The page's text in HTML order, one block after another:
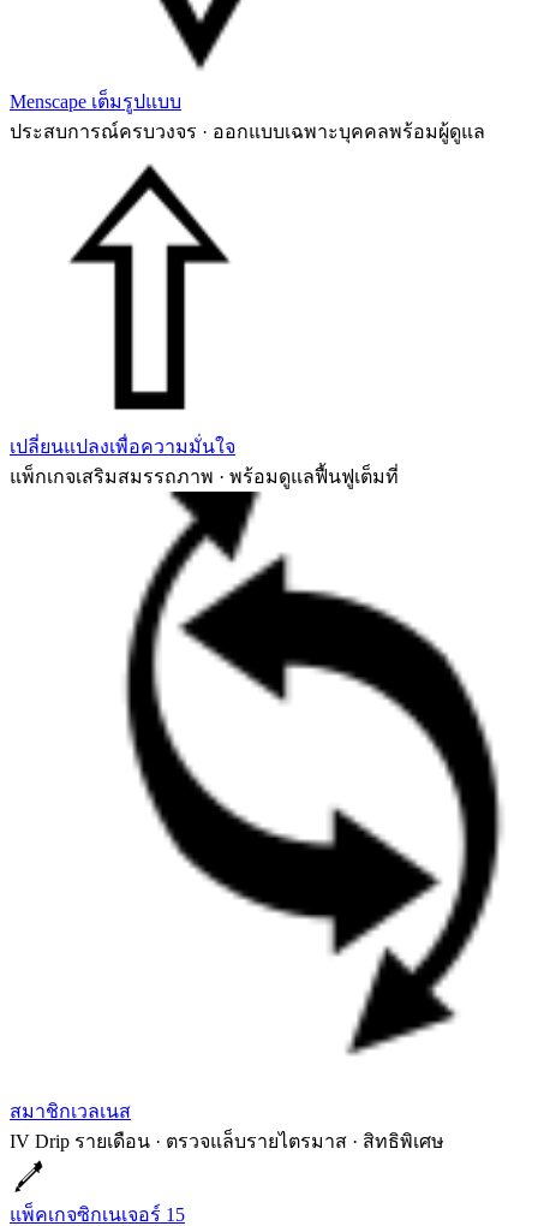
Menscape เต็มรูปแบบ
ประสบการณ์ครบวงจร · ออกแบบเฉพาะบุคคลพร้อมผู้ดูแล
เปลี่ยนแปลงเพื่อความมั่นใจ
แพ็กเกจเสริมสมรรถภาพ · พร้อมดูแลฟื้นฟูเต็มที่
สมาชิกเวลเนส
IV Drip รายเดือน · ตรวจแล็บรายไตรมาส · สิทธิพิเศษ
แพ็คเกจซิกเนเจอร์ 15